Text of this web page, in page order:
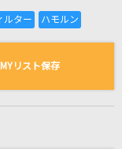
の一覧
MYリスト保存